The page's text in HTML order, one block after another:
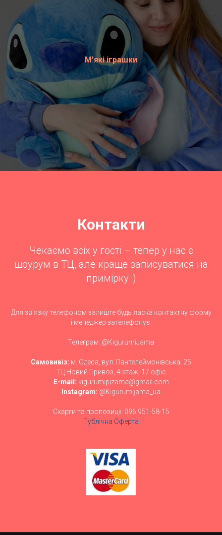
М'які іграшки
Контакти
Чекаємо всіх у гості – тепер у нас є
шоурум в ТЦ, але краще записуватися на
примірку :)
Для зв'язку телефоном залиште будь ласка контактну форму
і менеджер зателефонує.
Телеграм: @KigurumiJama
Самовивіз: м. Одеса, вул. Пантелеймонівська, 25
ТЦ Новий Привоз, 4 этаж, 17 офіс
E-mail: kigurumipizama@gmail.com
Instagram: @Kigurumijama_ua
Скарги та пропозиції: 096 951-58-15
Публічна Оферта